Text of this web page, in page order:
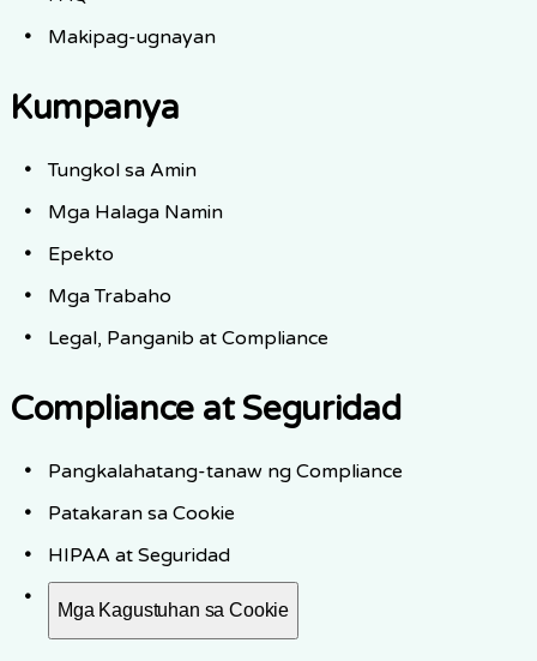
Makipag-ugnayan
Kumpanya
Tungkol sa Amin
Mga Halaga Namin
Epekto
Mga Trabaho
Legal, Panganib at Compliance
Compliance at Seguridad
Pangkalahatang-tanaw ng Compliance
Patakaran sa Cookie
HIPAA at Seguridad
Mga Kagustuhan sa Cookie